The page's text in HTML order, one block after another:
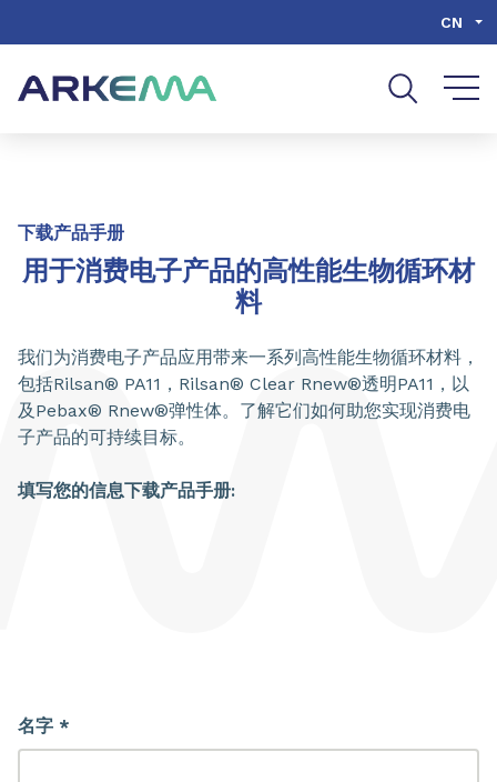
CN
下载产品手册
用于消费电子产品的高性能生物循环材
料
我们为消费电子产品应用带来一系列高性能生物循环材料，
包括Rilsan® PA11，Rilsan® Clear Rnew®透明PA11，以
及Pebax® Rnew®弹性体。了解它们如何助您实现消费电
子产品的可持续目标。
填写您的信息下载产品手册:
名字 *